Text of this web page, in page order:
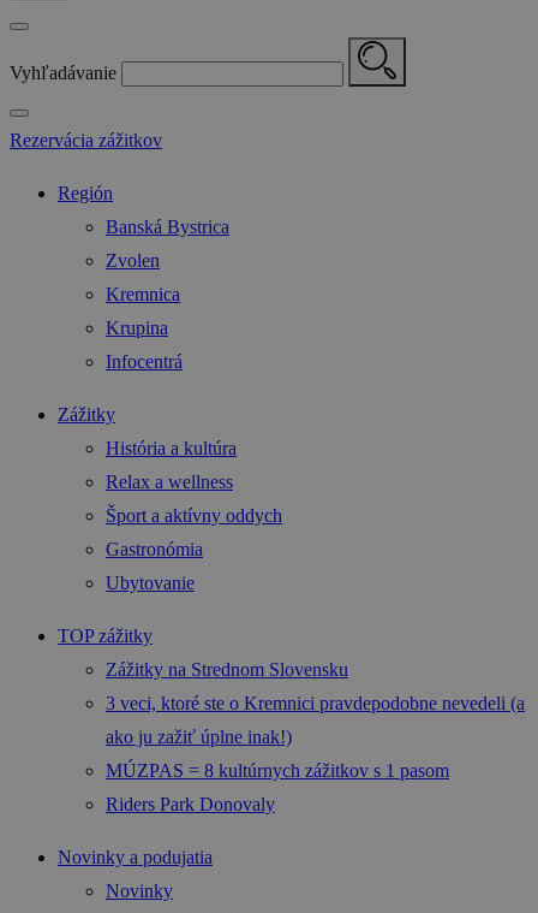
Vyhľadávanie
Rezervácia zážitkov
Región
Banská Bystrica
Zvolen
Kremnica
Krupina
Infocentrá
Zážitky
História a kultúra
Relax a wellness
Šport a aktívny oddych
Gastronómia
Ubytovanie
TOP zážitky
Zážitky na Strednom Slovensku
3 veci, ktoré ste o Kremnici pravdepodobne nevedeli (a
ako ju zažiť úplne inak!)
MÚZPAS = 8 kultúrnych zážitkov s 1 pasom
Riders Park Donovaly
Novinky a podujatia
Novinky